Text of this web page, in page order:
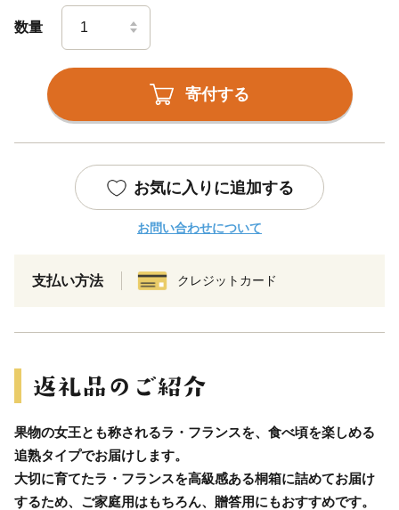
数量
寄付する
お気に入りに追加する
お問い合わせについて
支払い方法 クレジットカード
果物の女王とも称されるラ・フランスを、食べ頃を楽しめる
追熟タイプでお届けします。
大切に育てたラ・フランスを高級感ある桐箱に詰めてお届け
するため、ご家庭用はもちろん、贈答用にもおすすめです。